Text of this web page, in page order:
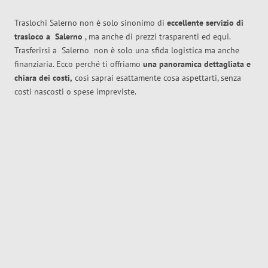
Traslochi Salerno non è solo sinonimo di eccellente servizio di
trasloco a Salerno , ma anche di prezzi trasparenti ed equi.
Trasferirsi a Salerno non è solo una sfida logistica ma anche
finanziaria. Ecco perché ti offriamo una panoramica dettagliata e
chiara dei costi, così saprai esattamente cosa aspettarti, senza
costi nascosti o spese impreviste.